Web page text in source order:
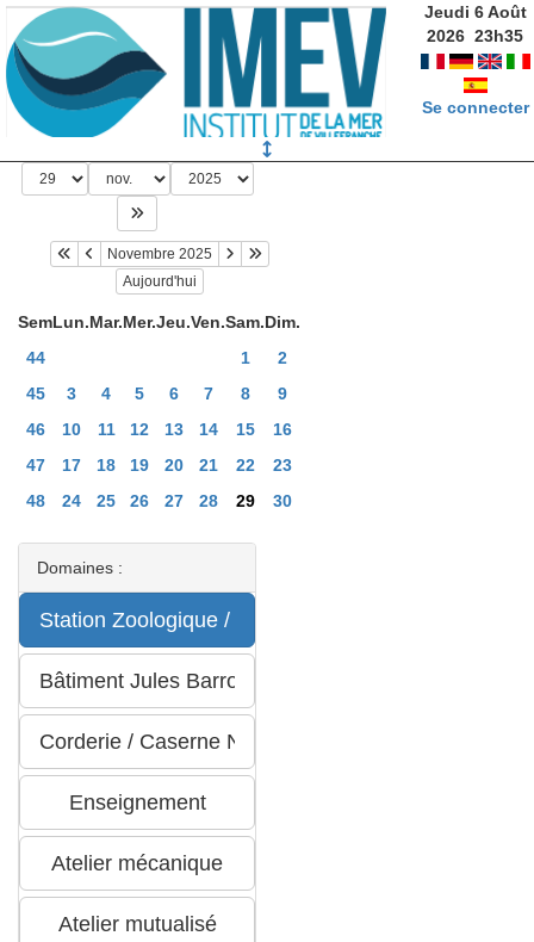
Jeudi 6 Août
2026 23h35
Se connecter
Novembre 2025
Aujourd'hui
SemLun.Mar.Mer.Jeu.Ven.Sam.Dim.
44
1
2
45
3 4 5 6 7 8
9
46
10 11 12 13 14 15
16
47
17 18 19 20 21 22
23
48
24 25 26 27 28 29 30
Domaines :